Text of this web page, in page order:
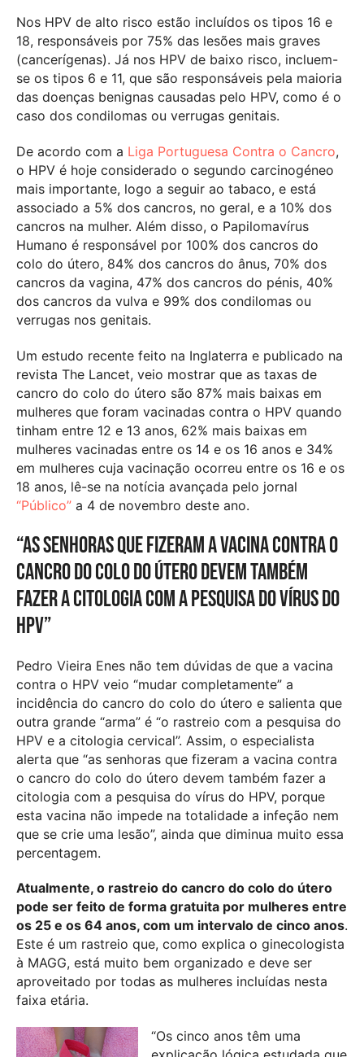
Nos HPV de alto risco estão incluídos os tipos 16 e
18, responsáveis por 75% das lesões mais graves
(cancerígenas). Já nos HPV de baixo risco, incluem-
se os tipos 6 e 11, que são responsáveis pela maioria
das doenças benignas causadas pelo HPV, como é o
caso dos condilomas ou verrugas genitais.
De acordo com a Liga Portuguesa Contra o Cancro,
o HPV é hoje considerado o segundo carcinogéneo
mais importante, logo a seguir ao tabaco, e está
associado a 5% dos cancros, no geral, e a 10% dos
cancros na mulher. Além disso, o Papilomavírus
Humano é responsável por 100% dos cancros do
colo do útero, 84% dos cancros do ânus, 70% dos
cancros da vagina, 47% dos cancros do pénis, 40%
dos cancros da vulva e 99% dos condilomas ou
verrugas nos genitais.
Um estudo recente feito na Inglaterra e publicado na
revista The Lancet, veio mostrar que as taxas de
cancro do colo do útero são 87% mais baixas em
mulheres que foram vacinadas contra o HPV quando
tinham entre 12 e 13 anos, 62% mais baixas em
mulheres vacinadas entre os 14 e os 16 anos e 34%
em mulheres cuja vacinação ocorreu entre os 16 e os
18 anos, lê-se na notícia avançada pelo jornal
“Público” a 4 de novembro deste ano.
“As senhoras que fizeram a vacina contra o
cancro do colo do útero devem também
fazer a citologia com a pesquisa do vírus do
HPV”
Pedro Vieira Enes não tem dúvidas de que a vacina
contra o HPV veio “mudar completamente” a
incidência do cancro do colo do útero e salienta que
outra grande “arma” é “o rastreio com a pesquisa do
HPV e a citologia cervical”. Assim, o especialista
alerta que “as senhoras que fizeram a vacina contra
o cancro do colo do útero devem também fazer a
citologia com a pesquisa do vírus do HPV, porque
esta vacina não impede na totalidade a infeção nem
que se crie uma lesão”, ainda que diminua muito essa
percentagem.
Atualmente, o rastreio do cancro do colo do útero
pode ser feito de forma gratuita por mulheres entre
os 25 e os 64 anos, com um intervalo de cinco anos.
Este é um rastreio que, como explica o ginecologista
à MAGG, está muito bem organizado e deve ser
aproveitado por todas as mulheres incluídas nesta
faixa etária.
“Os cinco anos têm uma